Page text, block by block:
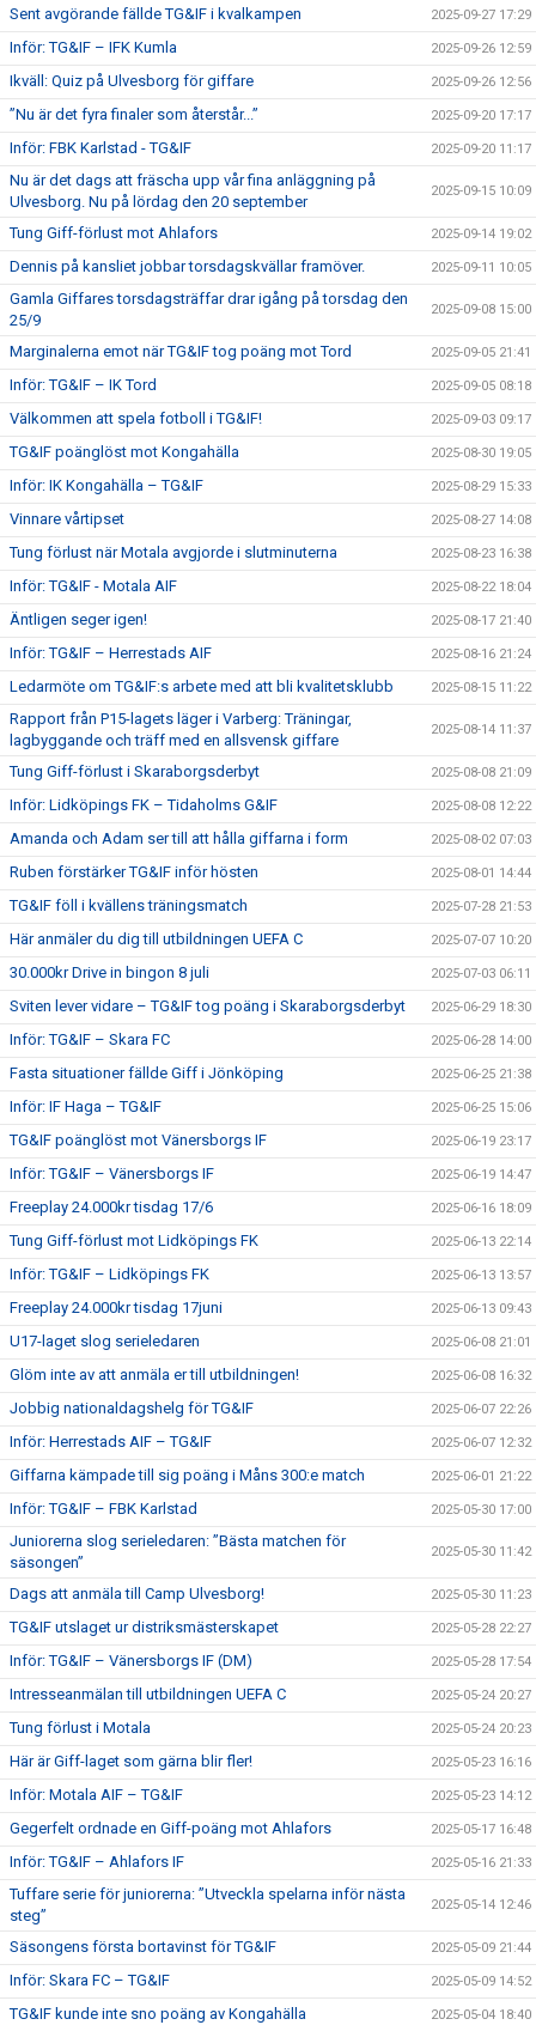
Sent avgörande fällde TG&IF i kvalkampen 2025-09-27 17:29
Inför: TG&IF – IFK Kumla 2025-09-26 12:59
Ikväll: Quiz på Ulvesborg för giffare 2025-09-26 12:56
”Nu är det fyra finaler som återstår...” 2025-09-20 17:17
Inför: FBK Karlstad - TG&IF 2025-09-20 11:17
Nu är det dags att fräscha upp vår fina anläggning på
Ulvesborg. Nu på lördag den 20 september
2025-09-15 10:09
Tung Giff-förlust mot Ahlafors 2025-09-14 19:02
Dennis på kansliet jobbar torsdagskvällar framöver. 2025-09-11 10:05
Gamla Giffares torsdagsträffar drar igång på torsdag den
25/9
2025-09-08 15:00
Marginalerna emot när TG&IF tog poäng mot Tord 2025-09-05 21:41
Inför: TG&IF – IK Tord 2025-09-05 08:18
Välkommen att spela fotboll i TG&IF! 2025-09-03 09:17
TG&IF poänglöst mot Kongahälla 2025-08-30 19:05
Inför: IK Kongahälla – TG&IF 2025-08-29 15:33
Vinnare vårtipset 2025-08-27 14:08
Tung förlust när Motala avgjorde i slutminuterna 2025-08-23 16:38
Inför: TG&IF - Motala AIF 2025-08-22 18:04
Äntligen seger igen! 2025-08-17 21:40
Inför: TG&IF – Herrestads AIF 2025-08-16 21:24
Ledarmöte om TG&IF:s arbete med att bli kvalitetsklubb 2025-08-15 11:22
Rapport från P15-lagets läger i Varberg: Träningar,
lagbyggande och träff med en allsvensk giffare
2025-08-14 11:37
Tung Giff-förlust i Skaraborgsderbyt 2025-08-08 21:09
Inför: Lidköpings FK – Tidaholms G&IF 2025-08-08 12:22
Amanda och Adam ser till att hålla giffarna i form 2025-08-02 07:03
Ruben förstärker TG&IF inför hösten 2025-08-01 14:44
TG&IF föll i kvällens träningsmatch 2025-07-28 21:53
Här anmäler du dig till utbildningen UEFA C 2025-07-07 10:20
30.000kr Drive in bingon 8 juli 2025-07-03 06:11
Sviten lever vidare – TG&IF tog poäng i Skaraborgsderbyt 2025-06-29 18:30
Inför: TG&IF – Skara FC 2025-06-28 14:00
Fasta situationer fällde Giff i Jönköping 2025-06-25 21:38
Inför: IF Haga – TG&IF 2025-06-25 15:06
TG&IF poänglöst mot Vänersborgs IF 2025-06-19 23:17
Inför: TG&IF – Vänersborgs IF 2025-06-19 14:47
Freeplay 24.000kr tisdag 17/6 2025-06-16 18:09
Tung Giff-förlust mot Lidköpings FK 2025-06-13 22:14
Inför: TG&IF – Lidköpings FK 2025-06-13 13:57
Freeplay 24.000kr tisdag 17juni 2025-06-13 09:43
U17-laget slog serieledaren 2025-06-08 21:01
Glöm inte av att anmäla er till utbildningen! 2025-06-08 16:32
Jobbig nationaldagshelg för TG&IF 2025-06-07 22:26
Inför: Herrestads AIF – TG&IF 2025-06-07 12:32
Giffarna kämpade till sig poäng i Måns 300:e match 2025-06-01 21:22
Inför: TG&IF – FBK Karlstad 2025-05-30 17:00
Juniorerna slog serieledaren: ”Bästa matchen för
säsongen”
2025-05-30 11:42
Dags att anmäla till Camp Ulvesborg! 2025-05-30 11:23
TG&IF utslaget ur distriksmästerskapet 2025-05-28 22:27
Inför: TG&IF – Vänersborgs IF (DM) 2025-05-28 17:54
Intresseanmälan till utbildningen UEFA C 2025-05-24 20:27
Tung förlust i Motala 2025-05-24 20:23
Här är Giff-laget som gärna blir fler! 2025-05-23 16:16
Inför: Motala AIF – TG&IF 2025-05-23 14:12
Gegerfelt ordnade en Giff-poäng mot Ahlafors 2025-05-17 16:48
Inför: TG&IF – Ahlafors IF 2025-05-16 21:33
Tuffare serie för juniorerna: ”Utveckla spelarna inför nästa
steg”
2025-05-14 12:46
Säsongens första bortavinst för TG&IF 2025-05-09 21:44
Inför: Skara FC – TG&IF 2025-05-09 14:52
TG&IF kunde inte sno poäng av Kongahälla 2025-05-04 18:40